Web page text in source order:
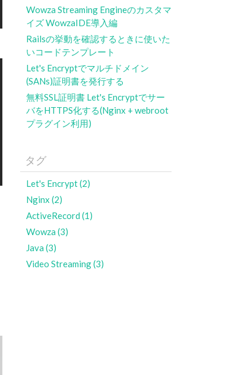
Wowza Streaming Engineのカスタマ
イズ WowzaIDE導入編
Railsの挙動を確認するときに使いた
いコードテンプレート
Let's Encryptでマルチドメイン
(SANs)証明書を発行する
無料SSL証明書 Let's Encryptでサー
バをHTTPS化する(Nginx + webroot
プラグイン利用)
タグ
Let's Encrypt (2)
Nginx (2)
ActiveRecord (1)
Wowza (3)
Java (3)
Video Streaming (3)